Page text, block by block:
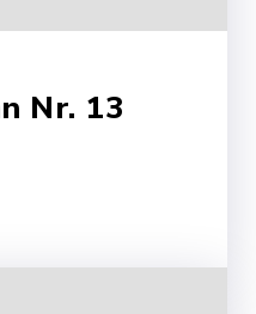
Nr. 13